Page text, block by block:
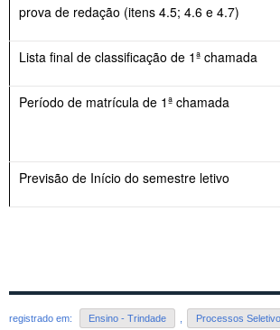
prova de redação (itens 4.5; 4.6 e 4.7)
Lista final de classificação de 1ª chamada
Período de matrícula de 1ª chamada
Previsão de Início do semestre letivo
registrado em: Ensino - Trindade Processos